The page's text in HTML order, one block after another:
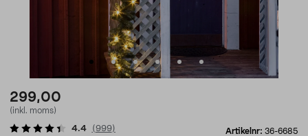
299,00
(inkl. moms)
Artikelnr: 36-6685
4.4 (999)